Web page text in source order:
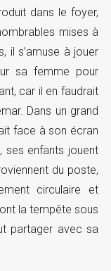
dans le foyer,
mises à
il s’amuse à jouer
sa femme pour
car il en faudrait
Dans un grand
face à son écran
ses enfants jouent
du poste,
circulaire et
la tempête sous
partager avec sa